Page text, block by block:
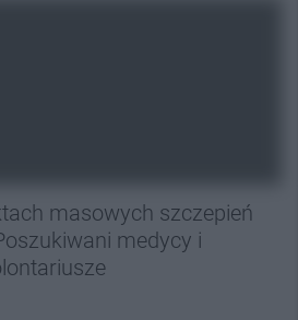
masowych szczepień
medycy i